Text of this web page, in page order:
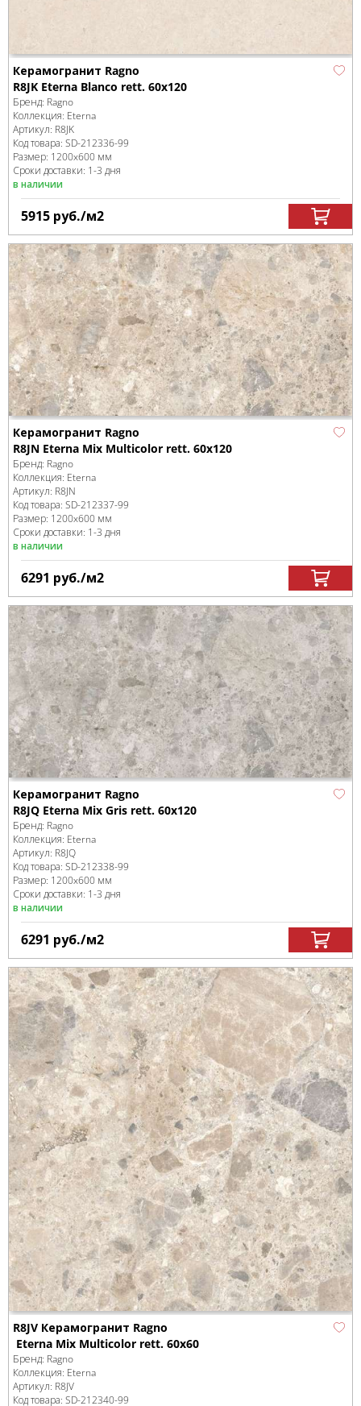
Керамогранит Ragno
R8JK Eterna Blanco rett. 60x120
Бренд: Ragno
Коллекция: Eterna
Артикул: R8JK
Код товара: SD-212336-99
Размер: 1200x600 мм
Сроки доставки: 1-3 дня
в наличии
5915 руб./м2
Керамогранит Ragno
R8JN Eterna Mix Multicolor rett. 60x120
Бренд: Ragno
Коллекция: Eterna
Артикул: R8JN
Код товара: SD-212337-99
Размер: 1200x600 мм
Сроки доставки: 1-3 дня
в наличии
6291 руб./м2
Керамогранит Ragno
R8JQ Eterna Mix Gris rett. 60x120
Бренд: Ragno
Коллекция: Eterna
Артикул: R8JQ
Код товара: SD-212338-99
Размер: 1200x600 мм
Сроки доставки: 1-3 дня
в наличии
6291 руб./м2
R8JV Керамогранит Ragno
Eterna Mix Multicolor rett. 60x60
Бренд: Ragno
Коллекция: Eterna
Артикул: R8JV
Код товара: SD-212340-99